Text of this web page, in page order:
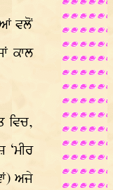
ਵਲੋਂ
ਕਾਲ
ਵਿਚ,
ਅਜੇ